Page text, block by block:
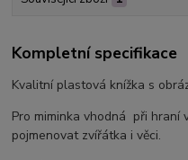
Kompletní specifikace
Kvalitní plastová knížka s
Pro miminka vhodná při hraní
pojmenovat zvířátka i věci.